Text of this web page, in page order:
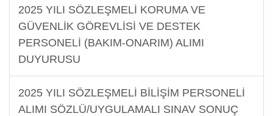
2025 YILI SÖZLEŞMELİ KORUMA VE
GÜVENLİK GÖREVLİSİ VE DESTEK
PERSONELİ (BAKIM-ONARIM) ALIMI
DUYURUSU
2025 YILI SÖZLEŞMELİ BİLİŞİM PERSONELİ
ALIMI SÖZLÜ/UYGULAMALI SINAV SONUÇ